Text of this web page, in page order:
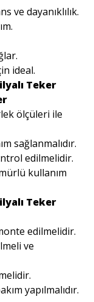
ve dayanıklılık.
ideal.
Teker
ölçüleri ile
sağlanmalıdır.
edilmelidir.
kullanım
Teker
edilmelidir.
ve
yapılmalıdır.